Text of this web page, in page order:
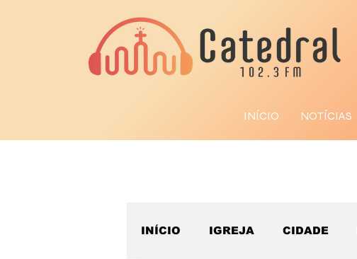
INÍCIO NOTÍCIAS
INÍCIO IGREJA CIDADE